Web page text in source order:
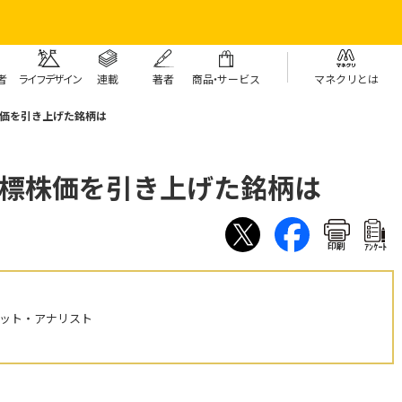
ライフデザイン 連載 著者 商品・サービス マネクリとは
を引き上げた銘柄は
株価を引き上げた銘柄は
印刷 ｱﾝｹｰﾄ
ト・アナリスト